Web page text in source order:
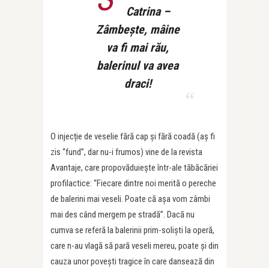
Catrina –
Zâmbește, mâine
va fi mai rău,
balerinul va avea
draci!
O injecție de veselie fără cap și fără coadă (aș fi
zis “fund”, dar nu-i frumos) vine de la revista
Avantaje, care propovăduiește într-ale tăbăcăriei
profilactice: “Fiecare dintre noi merită o pereche
de balerini mai veseli. Poate că așa vom zâmbi
mai des când mergem pe stradă”. Dacă nu
cumva se referă la balerinii prim-soliști la operă,
care n-au vlagă să pară veseli mereu, poate și din
cauza unor povești tragice în care dansează din